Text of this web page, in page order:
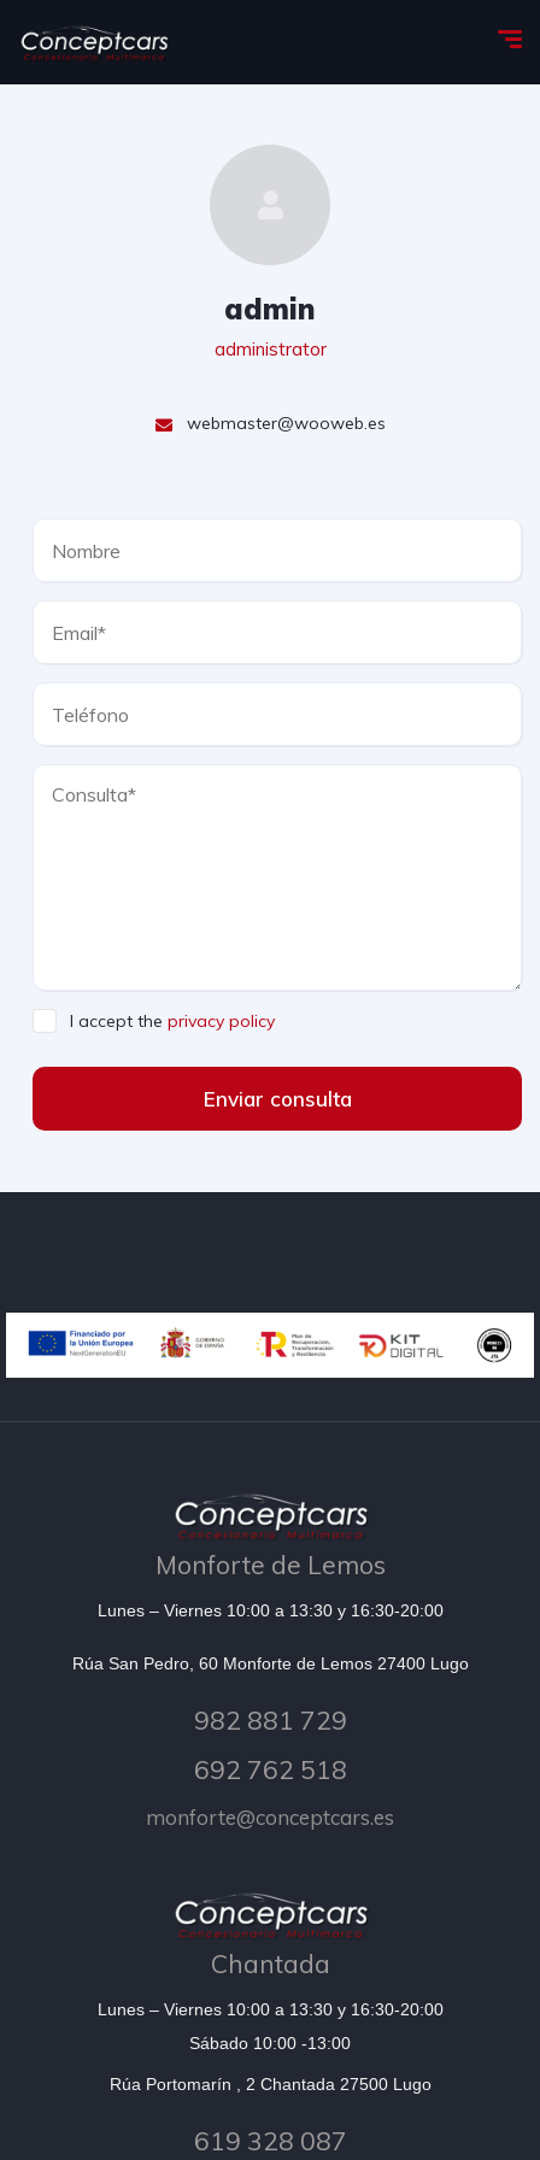
admin
administrator
webmaster@wooweb.es
I accept the privacy policy
Enviar consulta
Monforte de Lemos
Lunes – Viernes 10:00 a 13:30 y 16:30-20:00
Rúa San Pedro, 60 Monforte de Lemos 27400 Lugo
982 881 729
692 762 518
monforte@conceptcars.es
Chantada
Lunes – Viernes 10:00 a 13:30 y 16:30-20:00
Sábado 10:00 -13:00
Rúa Portomarín , 2 Chantada 27500 Lugo
619 328 087